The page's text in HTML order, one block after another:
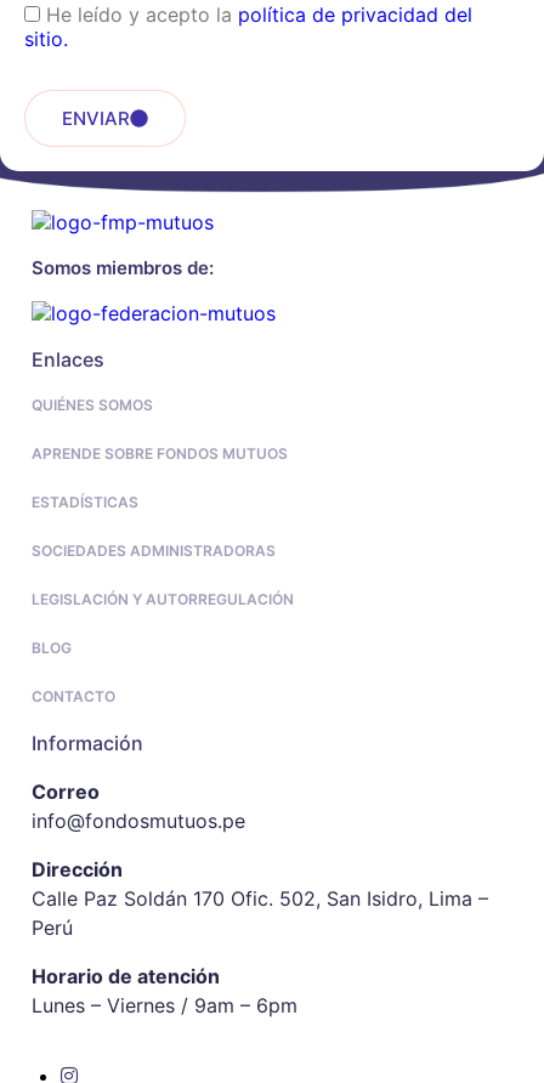
He leído y acepto la política de privacidad del
sitio.
ENVIAR
Somos miembros de:
Enlaces
QUIÉNES SOMOS
APRENDE SOBRE FONDOS MUTUOS
ESTADÍSTICAS
SOCIEDADES ADMINISTRADORAS
LEGISLACIÓN Y AUTORREGULACIÓN
BLOG
CONTACTO
Información
Correo
info@fondosmutuos.pe
Dirección
Calle Paz Soldán 170 Ofic. 502, San Isidro, Lima –
Perú
Horario de atención
Lunes – Viernes / 9am – 6pm